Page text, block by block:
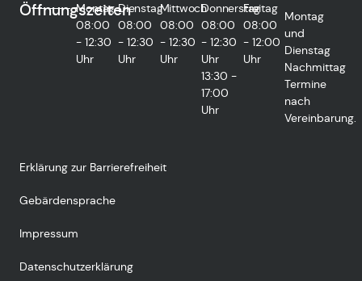
Öffnungszeiten
Montag
08:00
- 12:30
Uhr
Dienstag
08:00
- 12:30
Uhr
Mittwoch
08:00
- 12:30
Uhr
Donnerstag
08:00
- 12:30
Uhr
13:30 -
17:00
Uhr
Freitag
08:00
- 12:00
Uhr
Montag
und
Dienstag
Nachmittag
Termine
nach
Vereinbarung.
Erklärung zur Barrierefreiheit
Gebärdensprache
Impressum
Datenschutzerklärung